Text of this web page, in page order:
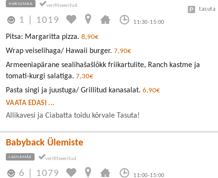
HARJUMAA
1 1019 11:30-15:00
tasuta
Pitsa: Margaritta pizza. 8,90€
Wrap veiselihaga/ Hawaii burger. 7,90€
Armeeniapärane sealihašašlõkk friikartulite, Ranch kastme ja
tomati-kurgi salatiga. 7,30€
Pasta singi ja juustuga/ Grillitud kanasalat. 6,90€
VAATA EDASI ...
Allikavesi ja Ciabatta toidu kõrvale Tasuta!
Babyback Ülemiste
LASNAMÄE
6 1079 11:00-15:00